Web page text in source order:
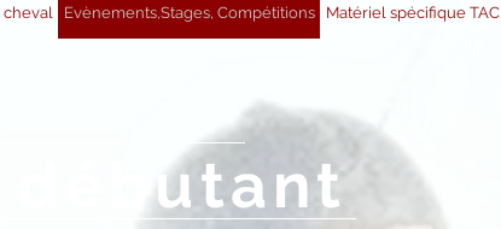
cheval Evènements,Stages, Compétitions Matériel spécifique TAC
débutant